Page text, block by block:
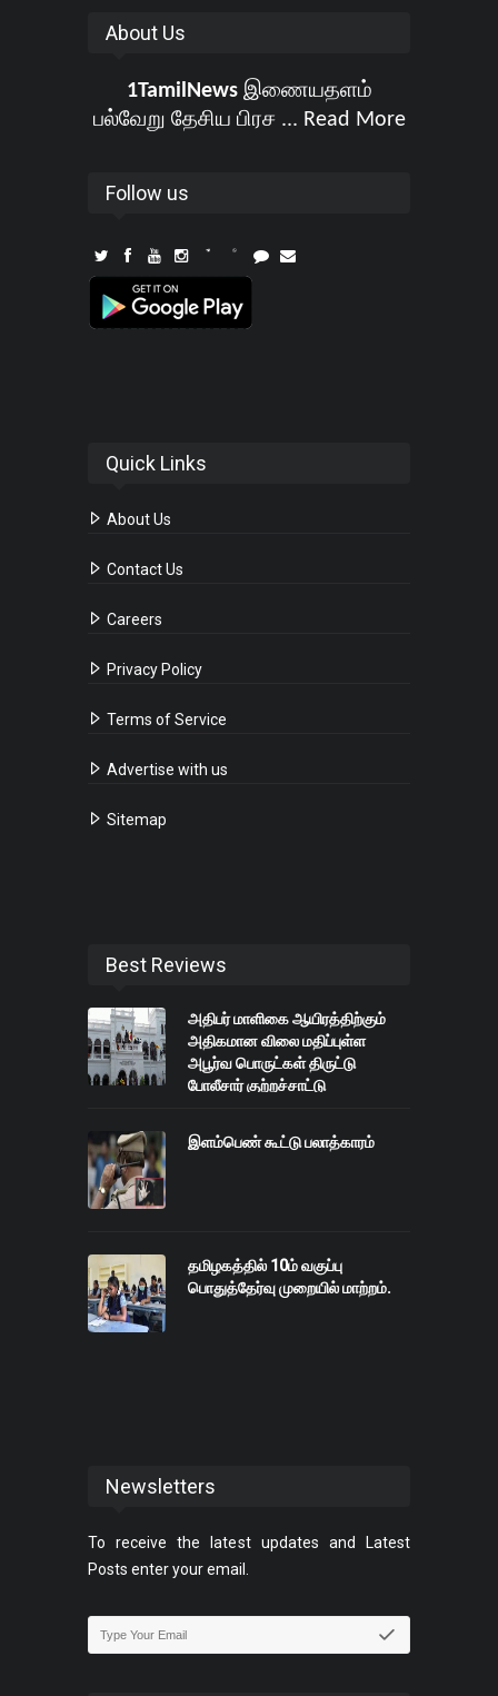
About Us
1TamilNewsஇணையதளம்
பல்வேறு தேசிய பிரச ... Read More
Follow us
Quick Links
About Us
Contact Us
Careers
Privacy Policy
Terms of Service
Advertise with us
Sitemap
Best Reviews
அதிபர் மாளிகை ஆயிரத்திற்கும்
அதிகமான விலை மதிப்புள்ள
அபூர்வ பொருட்கள் திருட்டு
போலீசார் குற்றச்சாட்டு
இளம்பெண் கூட்டு பலாத்காரம்
தமிழகத்தில் 10ம் வகுப்பு
பொதுத்தேர்வு முறையில் மாற்றம்.
Newsletters
To receive the latest updates and Latest
Posts enter your email.